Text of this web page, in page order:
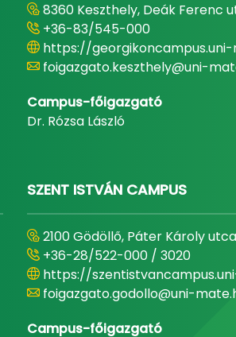
8360 Keszthely, Deák Ferenc
+36-83/545-000
https://georgikoncampus.uni-
foigazgato.keszthely@uni-
Campus-főigazgató
Dr. Rózsa László
SZENT ISTVÁN CAMPUS
2100 Gödöllő, Páter Károly utca
+36-28/522-000 / 3020
https://
foigazgato.godollo@uni-
Campus-főigazgató